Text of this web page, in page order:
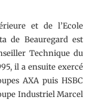
et de l’Ecole
de Beauregard est
Technique du
il a ensuite exercé
AXA puis HSBC
Industriel Marcel